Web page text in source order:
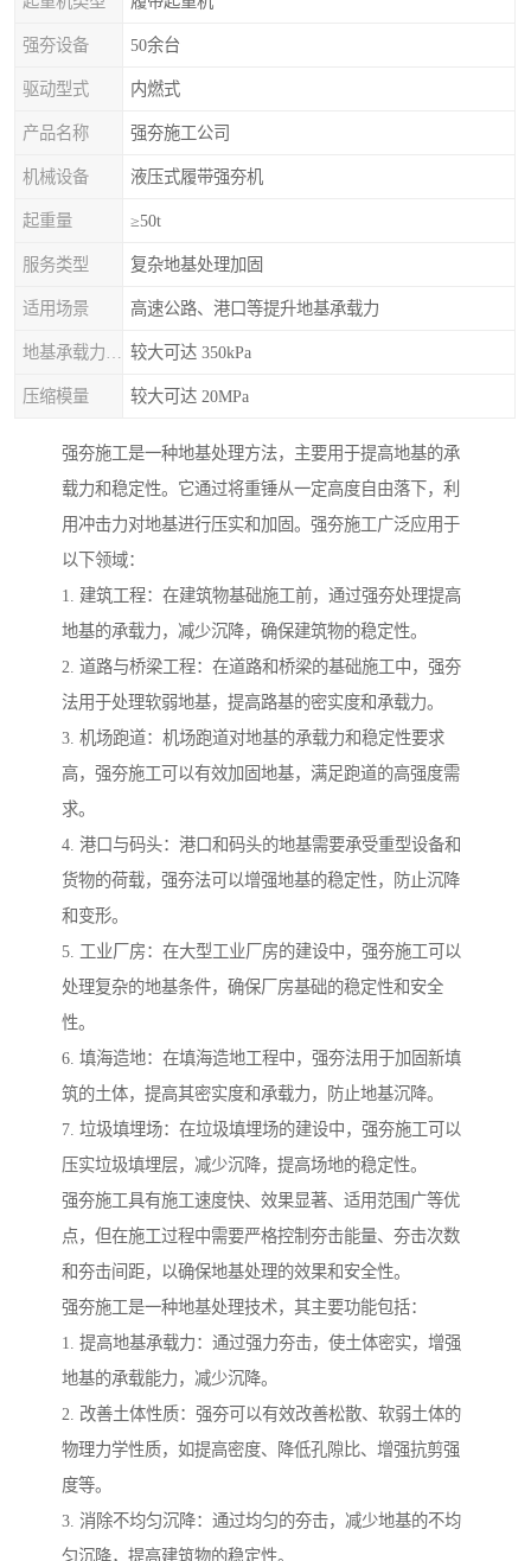
强夯设备 50余台
驱动型式 内燃式
产品名称 强夯施工公司
机械设备 液压式履带强夯机
起重量 ≥50t
服务类型 复杂地基处理加固
适用场景 高速公路、港口等提升地基承载力
较大可达 350kPa
压缩模量 较大可达 20MPa
强夯施工是一种地基处理方法，主要用于提高地基的承
载力和稳定性。它通过将重锤从一定高度自由落下，利
用冲击力对地基进行压实和加固。强夯施工广泛应用于
以下领域：
1. 建筑工程：在建筑物基础施工前，通过强夯处理提高
地基的承载力，减少沉降，确保建筑物的稳定性。
2. 道路与桥梁工程：在道路和桥梁的基础施工中，强夯
法用于处理软弱地基，提高路基的密实度和承载力。
3. 机场跑道：机场跑道对地基的承载力和稳定性要求
高，强夯施工可以有效加固地基，满足跑道的高强度需
求。
4. 港口与码头：港口和码头的地基需要承受重型设备和
货物的荷载，强夯法可以增强地基的稳定性，防止沉降
和变形。
5. 工业厂房：在大型工业厂房的建设中，强夯施工可以
处理复杂的地基条件，确保厂房基础的稳定性和安全
性。
6. 填海造地：在填海造地工程中，强夯法用于加固新填
筑的土体，提高其密实度和承载力，防止地基沉降。
7. 垃圾填埋场：在垃圾填埋场的建设中，强夯施工可以
压实垃圾填埋层，减少沉降，提高场地的稳定性。
强夯施工具有施工速度快、效果显著、适用范围广等优
点，但在施工过程中需要严格控制夯击能量、夯击次数
和夯击间距，以确保地基处理的效果和安全性。
强夯施工是一种地基处理技术，其主要功能包括：
1. 提高地基承载力：通过强力夯击，使土体密实，增强
地基的承载能力，减少沉降。
2. 改善土体性质：强夯可以有效改善松散、软弱土体的
物理力学性质，如提高密度、降低孔隙比、增强抗剪强
度等。
3. 消除不均匀沉降：通过均匀的夯击，减少地基的不均
匀沉降，提高建筑物的稳定性。